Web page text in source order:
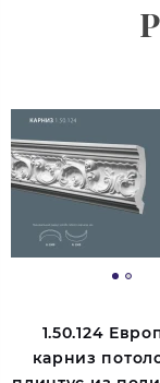
1.50.124
карниз